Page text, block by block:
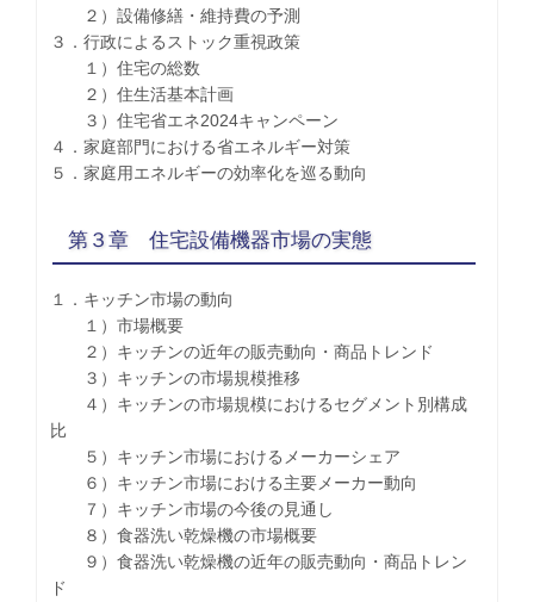
２）設備修繕・維持費の予測
３．行政によるストック重視政策
１）住宅の総数
２）住生活基本計画
３）住宅省エネ2024キャンペーン
４．家庭部門における省エネルギー対策
５．家庭用エネルギーの効率化を巡る動向
第３章 住宅設備機器市場の実態
１．キッチン市場の動向
１）市場概要
２）キッチンの近年の販売動向・商品トレンド
３）キッチンの市場規模推移
４）キッチンの市場規模におけるセグメント別構成
比
５）キッチン市場におけるメーカーシェア
６）キッチン市場における主要メーカー動向
７）キッチン市場の今後の見通し
８）食器洗い乾燥機の市場概要
９）食器洗い乾燥機の近年の販売動向・商品トレン
ド